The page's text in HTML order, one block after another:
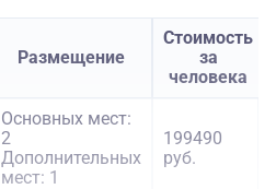
Размещение
Стоимость
за
человека
Основных мест:
2
Дополнительных
мест: 1
199490
руб.